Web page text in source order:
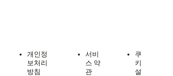
개인정
보처리
방침
서비
스 약
관
쿠
키
설